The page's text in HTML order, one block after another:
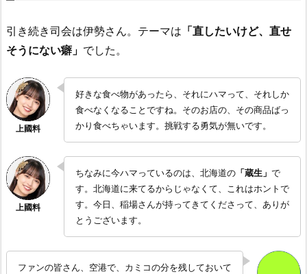
引き続き司会は伊勢さん。テーマは 「直したいけど、直せ
そうにない癖」 でした。
好きな食べ物があったら、それにハマって、それしか
食べなくなることですね。そのお店の、その商品ばっ
かり食べちゃいます。挑戦する勇気が無いです。
ちなみに今ハマっているのは、北海道の 「蔵生」 で
す。北海道に来てるからじゃなくて、これはホントで
す。今日、稲場さんが持ってきてくださって、ありが
とうございます。
ファンの皆さん、空港で、カミコの分を残しておいて